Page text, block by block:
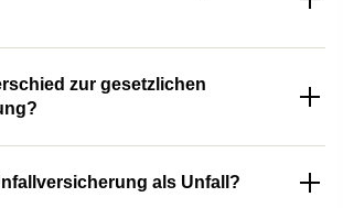
zur gesetzlichen
als Unfall?